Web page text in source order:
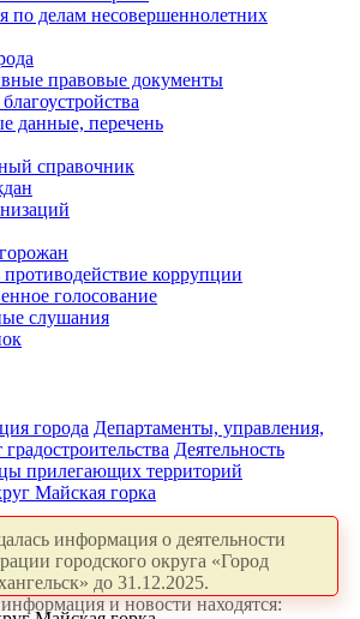
по делам несовершеннолетних
правовые документы
данные, перечень
справочник
коррупции
голосование
слушания
города Департаменты, управления,
Деятельность
прилегающих территорий
Майская горка
информация о деятельности
городского округа «Город
до 31.12.2025.
и новости находятся: